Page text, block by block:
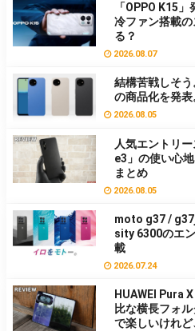
「OPPO K15
冷ファン搭載
る？
2026.08.07
結構苦戦しそ
の商品化を発
2026.08.05
人気エントリ
e3」の使い心
まとめ
2026.08.05
moto g37 /
sity 6300のエ
載
2026.07.24
HUAWEI Pura
比な横長フォ
で楽しいけれ